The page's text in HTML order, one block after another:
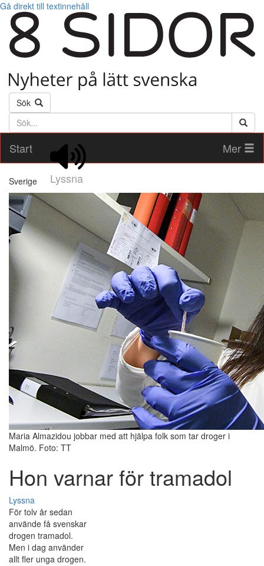
Gå direkt till textinnehåll
Sök
Söktext
Start
Lyssna
Mer
Sverige
Maria Almazidou jobbar med att hjälpa folk som tar droger i
Malmö. Foto: TT
Hon varnar för tramadol
Lyssna
För tolv år sedan
använde få svenskar
drogen tramadol.
Men i dag använder
allt fler unga drogen.